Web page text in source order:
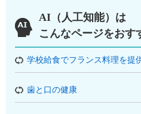
AI（人工知能）は
こんなページをおす
学校給食でフランス料理を提
歯と口の健康